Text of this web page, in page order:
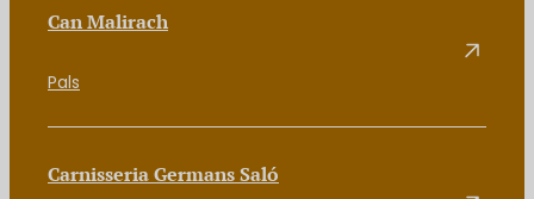
Can Malirach
Pals
Carnisseria Germans Saló